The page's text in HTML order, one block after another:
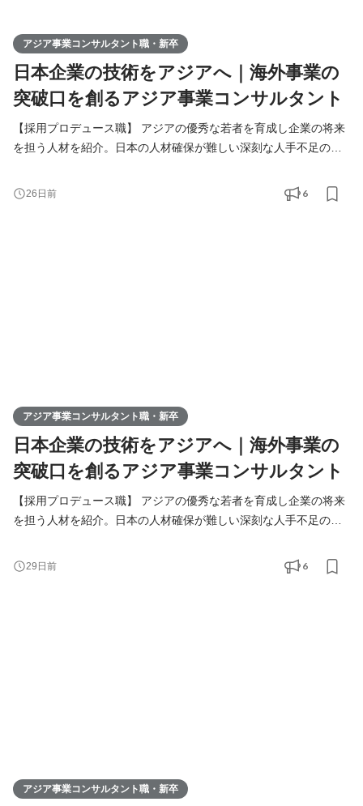
アジア事業コンサルタント職・新卒
日本企業の技術をアジアへ｜海外事業の
突破口を創るアジア事業コンサルタント
【採用プロデュース職】 アジアの優秀な若者を育成し企業の将来
を担う人材を紹介。日本の人材確保が難しい深刻な人手不足の課
りを核に、日本企業の中国アジアビジネスを支援。当社が手掛け
る様々なアジア事業の課題解決（進出、販路拡大、経営請負、事
26日前 6
アジア事業コンサルタント職・新卒
日本企業の技術をアジアへ｜海外事業の
突破口を創るアジア事業コンサルタント
【採用プロデュース職】 アジアの優秀な若者を育成し企業の将来
を担う人材を紹介。日本の人材確保が難しい深刻な人手不足の課
りを核に、日本企業の中国アジアビジネスを支援。当社が手掛け
る様々なアジア事業の課題解決（進出、販路拡大、経営請負、事
29日前 6
アジア事業コンサルタント職・新卒